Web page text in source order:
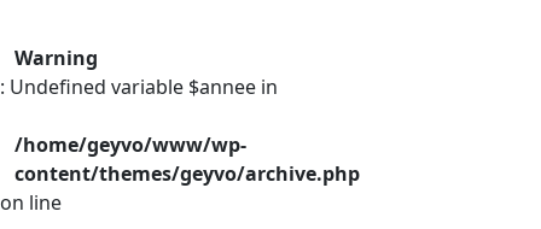
Warning
: Undefined variable $annee in
/home/geyvo/www/wp-
content/themes/geyvo/archive.php
on line